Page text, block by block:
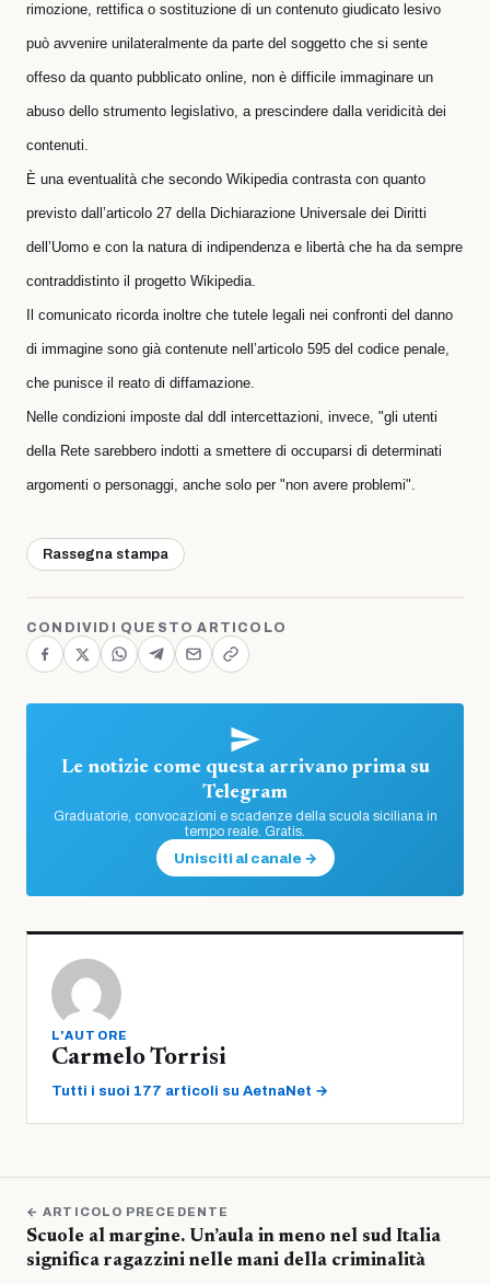
rimozione, rettifica o sostituzione di un contenuto giudicato lesivo
può avvenire unilateralmente da parte del soggetto che si sente
offeso da quanto pubblicato online, non è difficile immaginare un
abuso dello strumento legislativo, a prescindere dalla veridicità dei
contenuti.
È una eventualità che secondo Wikipedia contrasta con quanto
previsto dall’articolo 27 della Dichiarazione Universale dei Diritti
dell’Uomo e con la natura di indipendenza e libertà che ha da sempre
contraddistinto il progetto Wikipedia.
Il comunicato ricorda inoltre che tutele legali nei confronti del danno
di immagine sono già contenute nell’articolo 595 del codice penale,
che punisce il reato di diffamazione.
Nelle condizioni imposte dal ddl intercettazioni, invece, "gli utenti
della Rete sarebbero indotti a smettere di occuparsi di determinati
argomenti o personaggi, anche solo per "non avere problemi".
Rassegna stampa
CONDIVIDI QUESTO ARTICOLO
Le notizie come questa arrivano prima su
Telegram
Graduatorie, convocazioni e scadenze della scuola siciliana in
tempo reale. Gratis.
Unisciti al canale →
L'AUTORE
Carmelo Torrisi
Tutti i suoi 177 articoli su AetnaNet →
← ARTICOLO PRECEDENTE
Scuole al margine. Un’aula in meno nel sud Italia
significa ragazzini nelle mani della criminalità